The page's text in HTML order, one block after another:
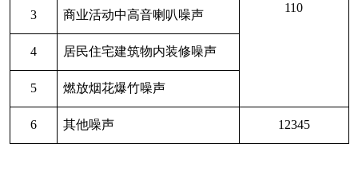
110
3 商业活动中高音喇叭噪声
4 居民住宅建筑物内装修噪声
5 燃放烟花爆竹噪声
6 其他噪声 12345